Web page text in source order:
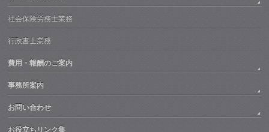
社会保険労務士業務
行政書士業務
費用・報酬のご案内
事務所案内
お問い合わせ
お役立ちリンク集